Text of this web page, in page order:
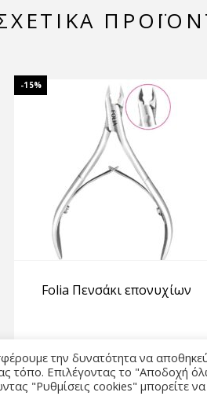
-15%
Folia Πενσάκι επονυχίων
CUTICLE CUTTERS
την δυνατότητα να
τόπο. Επιλέγοντας το "Αποδοχή
"Ρυθμίσεις cookies" μπορείτε να